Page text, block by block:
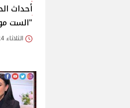
أحداث
"الست
الثلاثاء 24/فبراير/2026 - 02:00 م